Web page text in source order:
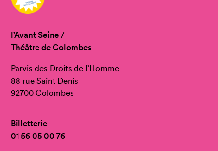
l’Avant Seine /
Théâtre de Colombes
Parvis des Droits de l’Homme
88 rue Saint Denis
92700 Colombes
Billetterie
01 56 05 00 76